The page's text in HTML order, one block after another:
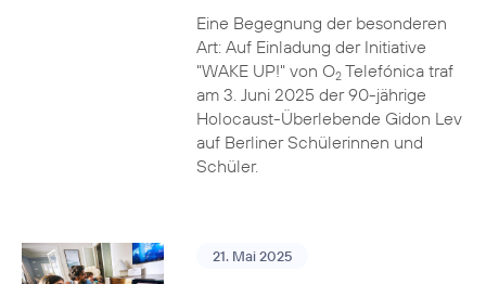
Eine Begegnung der besonderen
Art: Auf Einladung der Initiative
"WAKE UP!" von O2Telefónica traf
am 3. Juni 2025 der 90-jährige
Holocaust-Überlebende Gidon Lev
auf Berliner Schülerinnen und
Schüler.
21. Mai 2025